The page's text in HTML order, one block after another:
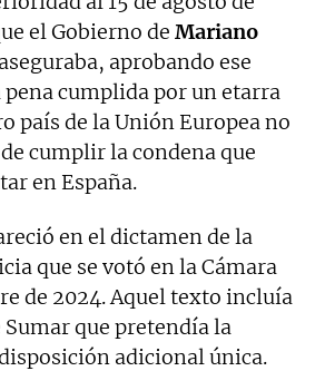
el Gobierno de Mariano
aprobando ese
cumplida por un etarra
país de la Unión Europea no
cumplir la condena que
en España.
en el dictamen de la
que se votó en la Cámara
de 2024. Aquel texto incluía
que pretendía la
adicional única.